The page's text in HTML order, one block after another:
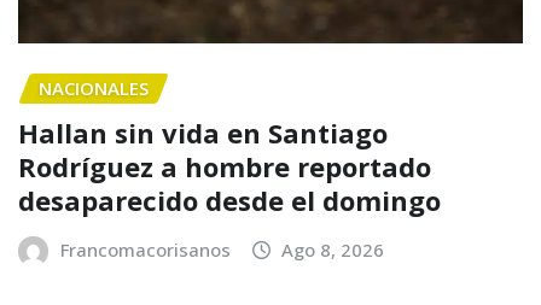
NACIONALES
Hallan sin vida en Santiago
Rodríguez a hombre reportado
desaparecido desde el domingo
Francomacorisanos Ago 8, 2026